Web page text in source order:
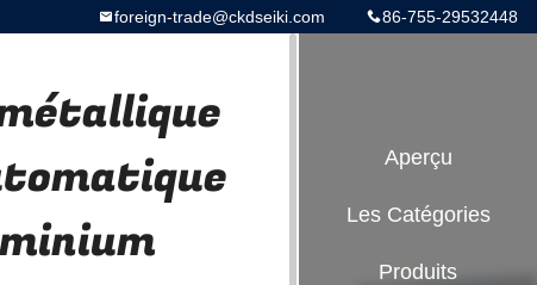
86-755-29532448
foreign-trade@ckdseiki.com
Aperçu
Les Catégories
Produits